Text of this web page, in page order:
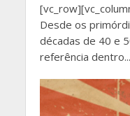
Desde os
décadas de 40 e
referência dentro...